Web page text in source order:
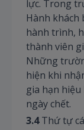
lực. Trong
Hành khách
hành trình,
thành viên
Những
hiện khi
gia hạn
ngày chết.
3.4Thứ tự